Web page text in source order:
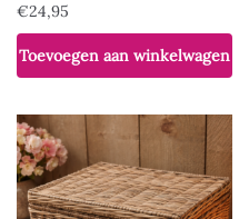
€24,95
Toevoegen aan winkelwagen